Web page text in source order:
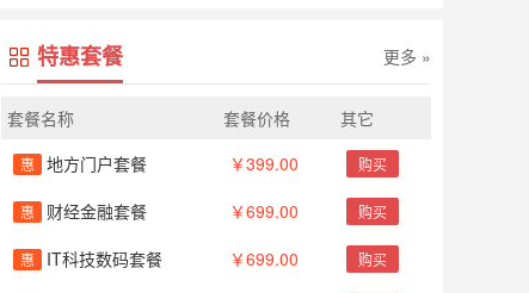
特惠套餐 更多 »
套餐名称 套餐价格 其它
惠 地方门户套餐 ￥399.00 购买
惠 财经金融套餐 ￥699.00 购买
惠 IT科技数码套餐 ￥699.00 购买